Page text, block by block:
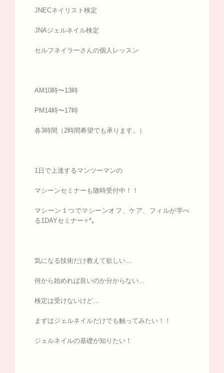
JNECネイリスト検定
JNAジェルネイル検定
セルフネイラーさんの個人レッスン
AM10時〜13時
PM14時〜17時
各3時間（2時間希望でも承ります。）
1日で上達するマンツーマンの
マシーンセミナーも随時受付中！！
マシーン１つでマシーンオフ、ケア、フィルが学べ
る1DAYセミナー✧*｡
気になる技術だけ教えて欲しい…
何から始めれば良いのか分からない…
検定は受けないけど…
まずはジェルネイルだけでも触ってみたい！！
ジェルネイルの基礎が知りたい！